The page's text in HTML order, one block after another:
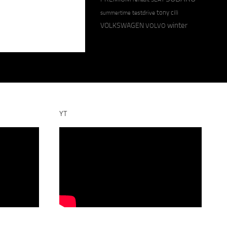
summertime testdrive tony cili
VOLKSWAGEN VOLVO winter
YT